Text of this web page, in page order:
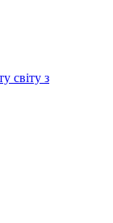
світу з